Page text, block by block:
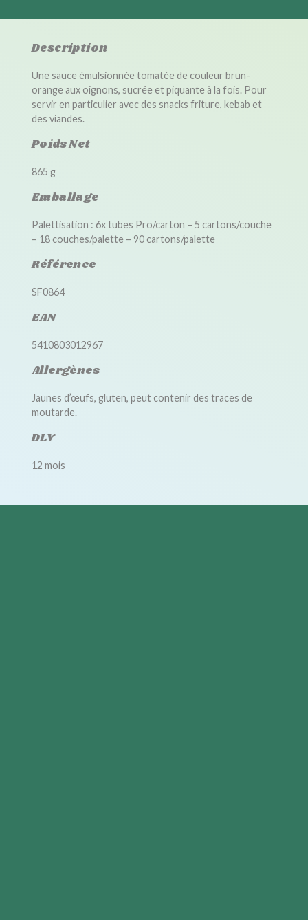
Description
Une sauce émulsionnée tomatée de couleur brun-
orange aux oignons, sucrée et piquante à la fois. Pour
servir en particulier avec des snacks friture, kebab et
des viandes.
Poids Net
865 g
Emballage
Palettisation : 6x tubes Pro/carton – 5 cartons/couche
– 18 couches/palette – 90 cartons/palette
Référence
SF0864
EAN
5410803012967
Allergènes
Jaunes d’œufs, gluten, peut contenir des traces de
moutarde.
DLV
12 mois